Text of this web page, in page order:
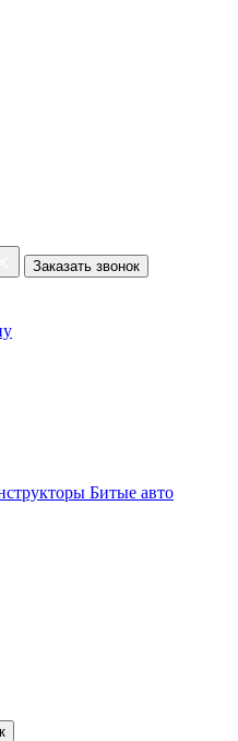
Заказать звонок
Битые авто